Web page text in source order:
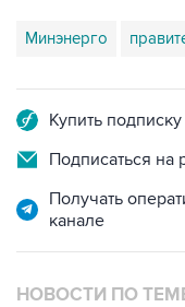
Минэнерго
Купить
Подписаться на
Получать
канале
НОВОСТИ ПО